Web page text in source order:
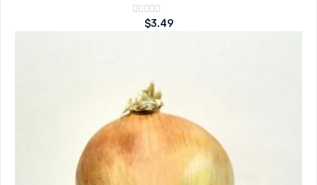
Note
sur
$3.49